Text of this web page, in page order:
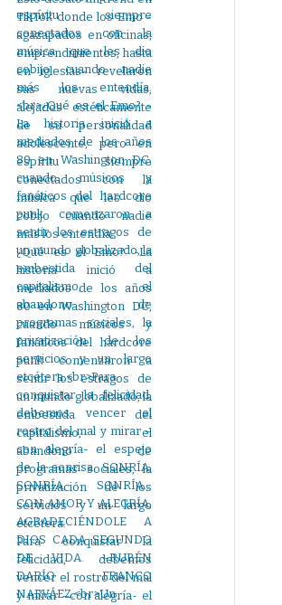
TikTok donde los Emo -
agazapados en oficinas,
emprendimientos, hasta
en iglesias- revelaron
sus nuevas vidas,
alejados estéticamente
de su personalidad
adolescente, pero en
espíritu siempre
conectados con la
música que les dio
cobijo cuando nadie
más los entendía.
¿Qué es el Emo? -La
historia inició a
mediados de los años
80 en Washington DC,
cuando músicos y
fanáticos del hardcore
punk comenzaron a
sentir los estragos de
un mundo globalizado, la
embestida del
capitalismo, el
abandono de
programas sociales, la
privatización de los
servicios y un largo
etcétera.
Para conquistar la
felicidad, debemos
vencer el rostro del mal
y mirar –con alegría- el